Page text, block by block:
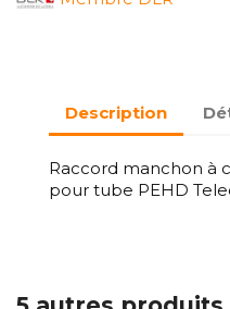
Description
Raccord manchon à
pour tube PEHD